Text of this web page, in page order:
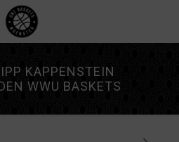
KAPPENSTEIN
WWU BASKETS